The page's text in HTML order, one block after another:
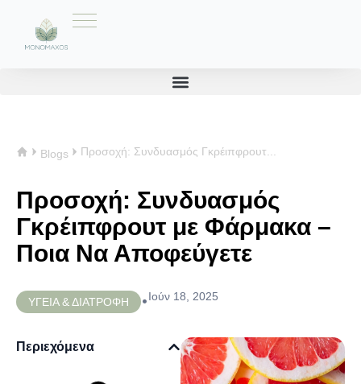
Blogs Προσοχή: Συνδυασμός Γκρέιπφρουτ...
Προσοχή: Συνδυασμός
Γκρέιπφρουτ με Φάρμακα –
Ποια Να Αποφεύγετε
ΥΓΕΙΑ & ΔΙΑΤΡΟΦΗ •Ιούν 18, 2025
Περιεχόμενα